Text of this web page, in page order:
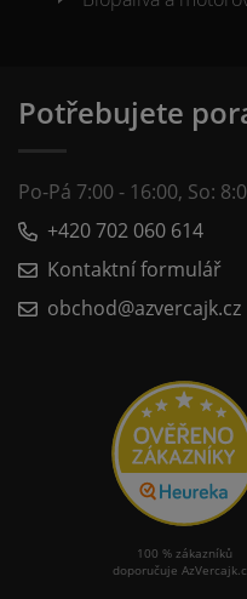
Potřebujete
Po-Pá 7:00 - 16:00, So:
+420 702 060 614
Kontaktní formulář
obchod@azvercajk.cz
100 % zákazníků
doporučuje